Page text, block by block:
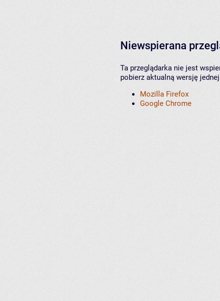
Niewspierana
Ta przeglądarka nie jest
pobierz aktualną wersję
Mozilla Firefox
Google Chrome